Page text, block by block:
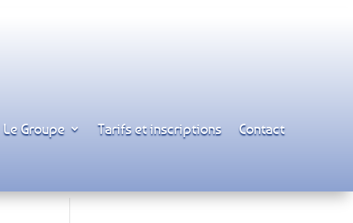
Le Groupe Tarifs et inscriptions Contact